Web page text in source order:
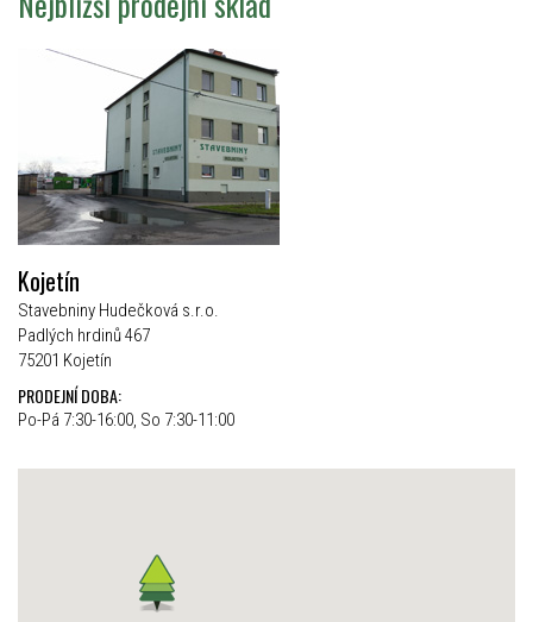
Kojetín
Stavebniny Hudečková s.r.o.
Padlých hrdinů 467
75201 Kojetín
PRODEJNÍ DOBA:
Po-Pá 7:30-16:00, So 7:30-11:00